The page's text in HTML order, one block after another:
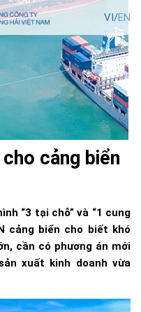
VI/EN
cảng biển
“3 tại chỗ” và “1 cung
cảng biển cho biết khó
cần có phương án mới
xuất kinh doanh vừa